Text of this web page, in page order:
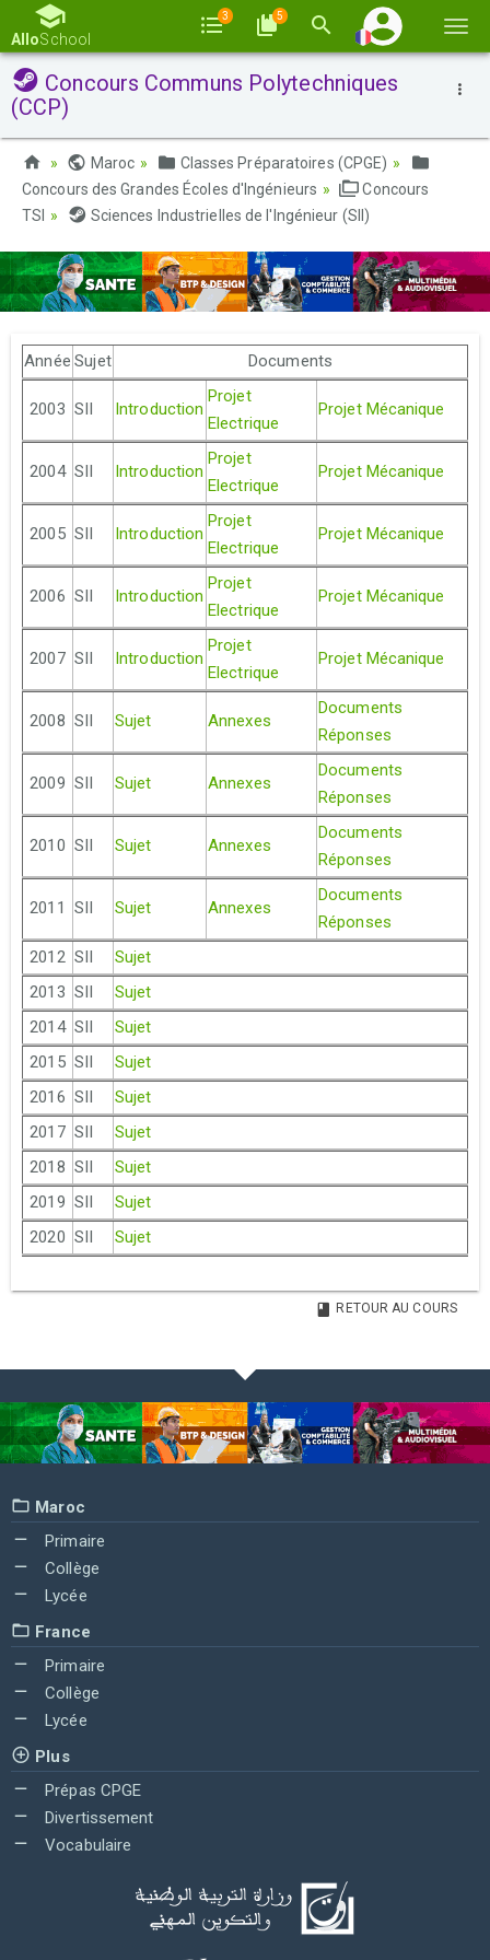
la
AlloSchool
3 5
Concours Communs Polytechniques
(CCP)
Maroc
Classes Préparatoires (CPGE)
Concours des Grandes Écoles d'Ingénieurs
Concours
TSI
Sciences Industrielles de l'Ingénieur (SII)
Année Sujet Documents
2003 SII Introduction
Projet
Electrique
Projet Mécanique
2004 SII Introduction
Projet
Electrique
Projet Mécanique
2005 SII Introduction
Projet
Electrique
Projet Mécanique
2006 SII Introduction
Projet
Electrique
Projet Mécanique
2007 SII Introduction
Projet
Electrique
Projet Mécanique
2008 SII Sujet Annexes
Documents
Réponses
2009 SII Sujet Annexes
Documents
Réponses
2010 SII Sujet Annexes
Documents
Réponses
2011 SII Sujet Annexes
Documents
Réponses
2012 SII
Sujet
2013 SII
Sujet
2014 SII
Sujet
2015 SII
Sujet
2016 SII
Sujet
2017 SII
Sujet
2018 SII
Sujet
2019 SII
Sujet
2020 SII Sujet
RETOUR AU COURS
Maroc
Primaire
Collège
Lycée
France
Primaire
Collège
Lycée
Plus
Prépas CPGE
Divertissement
Vocabulaire